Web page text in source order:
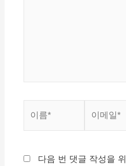
*
다음 번 댓글 작성을